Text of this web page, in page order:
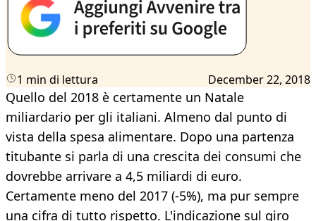
1 min di lettura December 22, 2018
Quello del 2018 è certamente un Natale
miliardario per gli italiani. Almeno dal punto di
vista della spesa alimentare. Dopo una partenza
titubante si parla di una crescita dei consumi che
dovrebbe arrivare a 4,5 miliardi di euro.
Certamente meno del 2017 (-5%), ma pur sempre
una cifra di tutto rispetto. L'indicazione sul giro